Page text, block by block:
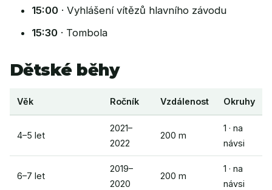
15:00 · Vyhlášení vítězů hlavního závodu
15:30 · Tombola
Dětské běhy
Věk Ročník Vzdálenost Okruhy
4–5 let
2021–
2022
200 m
1 · na
návsi
6–7 let
2019–
2020
200 m
1 · na
návsi